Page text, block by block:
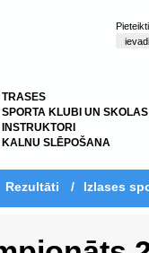
TRASES
SPORTA KLUBI UN SKOLAS
INSTRUKTORI
KALNU SLĒPOŠANA
Rezultāti / Izlases